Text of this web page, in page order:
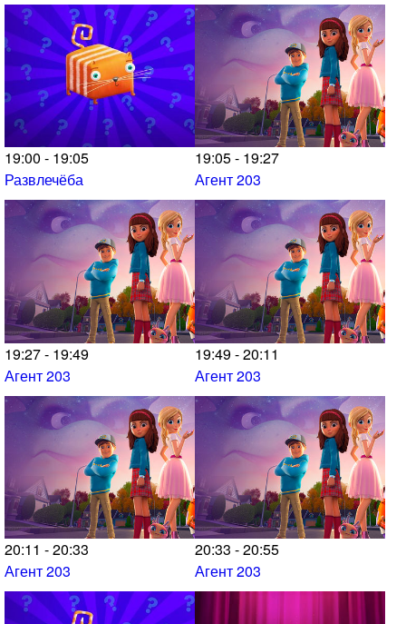
19:00 - 19:05
Развлечёба
19:05 - 19:27
Агент 203
19:27 - 19:49
Агент 203
19:49 - 20:11
Агент 203
20:11 - 20:33
Агент 203
20:33 - 20:55
Агент 203